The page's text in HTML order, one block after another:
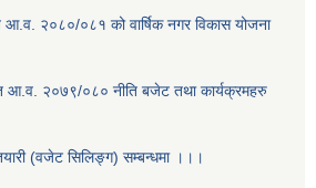
आ‍.व. २०८०/०८१ को वार्षिक नगर विकास योजना
आ‍.व. २०७९/०८० नीति बजेट तथा कार्यक्रमहरु
(वजेट सिलिङ्ग) सम्बन्धमा ।।।